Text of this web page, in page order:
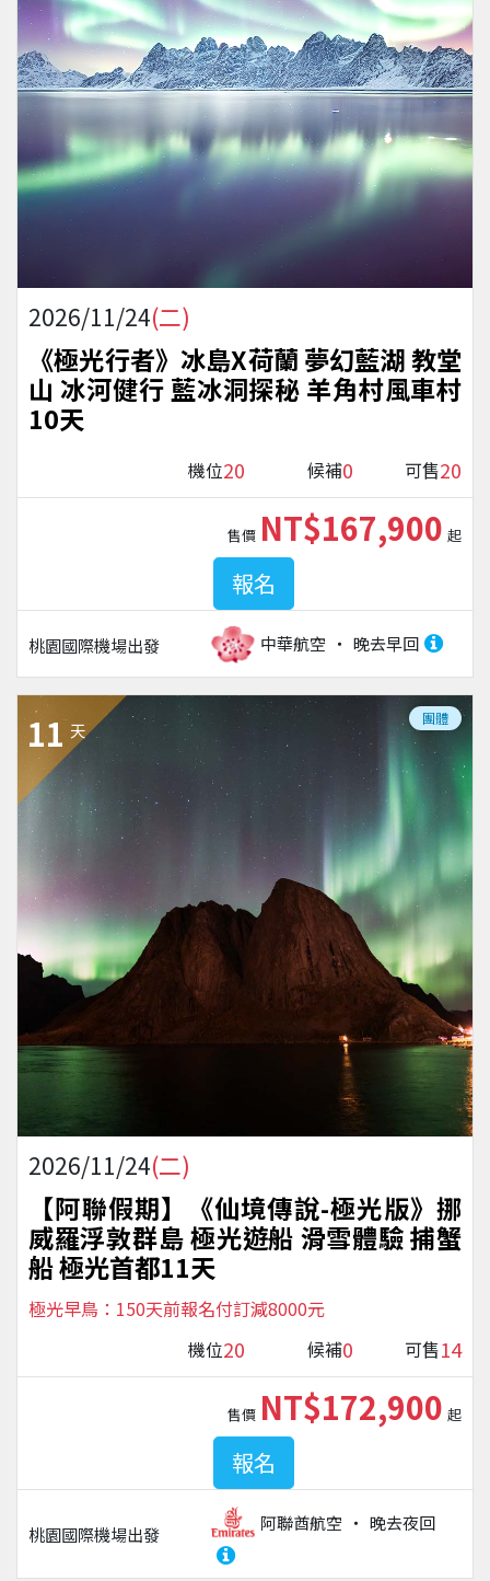
2026/11/24(二)
《極光行者》冰島X荷蘭 夢幻藍湖 教堂
山 冰河健行 藍冰洞探秘 羊角村風車村
10天
機位20 候補0 可售20
桃園國際機場出發 中華航空 晚去早回
售價 NT$167,900 起
報名
11 天
團體
2026/11/24(二)
【阿聯假期】《仙境傳說-極光版》挪
威羅浮敦群島 極光遊船 滑雪體驗 捕蟹
船 極光首都11天
極光早鳥：150天前報名付訂減8000元
機位20 候補0 可售14
桃園國際機場出發
阿聯酋航空 晚去夜回
售價 NT$172,900 起
報名